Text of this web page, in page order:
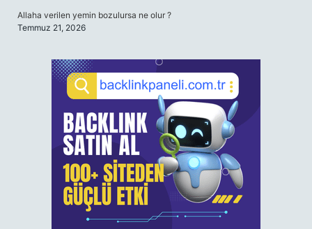
Allaha verilen yemin bozulursa ne olur ?
Temmuz 21, 2026